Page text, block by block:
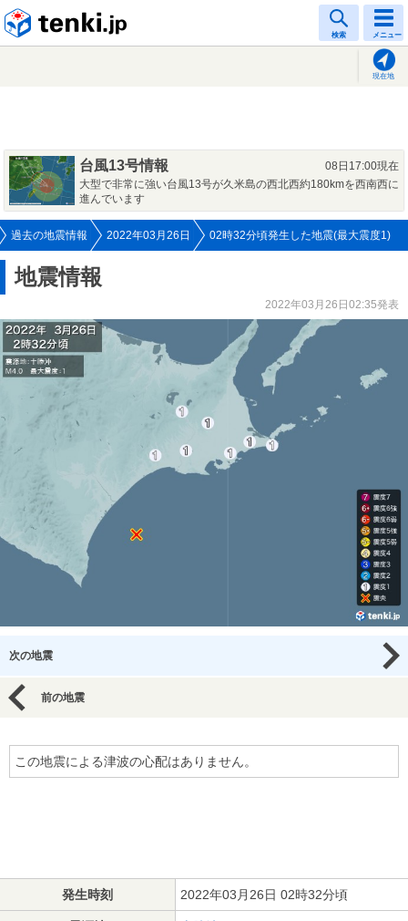
検索 メニュー
現在地
台風13号情報
08日17:00現在
大型で非常に強い台風13号が久米島の西北西約180kmを西南西に
進んでいます
過去の地震情報 2022年03月26日 02時32分頃発生した地震(最大震度1)
地震情報
2022年03月26日02:35発表
次の地震
前の地震
この地震による津波の心配はありません。
発生時刻 2022年03月26日 02時32分頃